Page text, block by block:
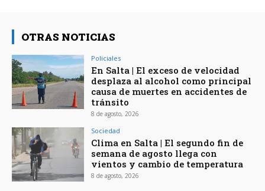
OTRAS NOTICIAS
Policiales
En Salta | El exceso de velocidad
desplaza al alcohol como principal
causa de muertes en accidentes de
tránsito
8 de agosto, 2026
Sociedad
Clima en Salta | El segundo fin de
semana de agosto llega con
vientos y cambio de temperatura
8 de agosto, 2026